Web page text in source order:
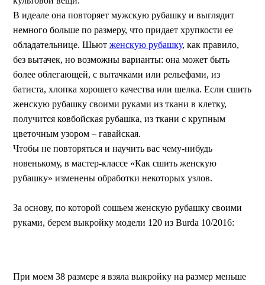
В идеале она повторяет мужскую рубашку и выглядит
немного больше по размеру, что придает хрупкости ее
обладательнице. Шьют женскую рубашку, как правило,
без вытачек, но возможны варианты: она может быть
более облегающей, с вытачками или рельефами, из
батиста, хлопка хорошего качества или шелка. Если сшить
женскую рубашку своими руками из ткани в клетку,
получится ковбойская рубашка, из ткани с крупным
цветочным узором – гавайская.
Чтобы не повторяться и научить вас чему-нибудь
новенькому, в мастер-классе «Как сшить женскую
рубашку» изменены обработки некоторых узлов.
За основу, по которой сошьем женскую рубашку своими
руками, берем выкройку модели 120 из Burda 10/2016:
При моем 38 размере я взяла выкройку на размер меньше